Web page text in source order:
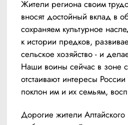
Жители региона своим
вносят достойный вклад в
сохраняем культурное
к истории предков,
сельское хозяйство - и
Наши воины сейчас в зоне
отстаивают интересы
поклон им и их семьям,
Дорогие жители